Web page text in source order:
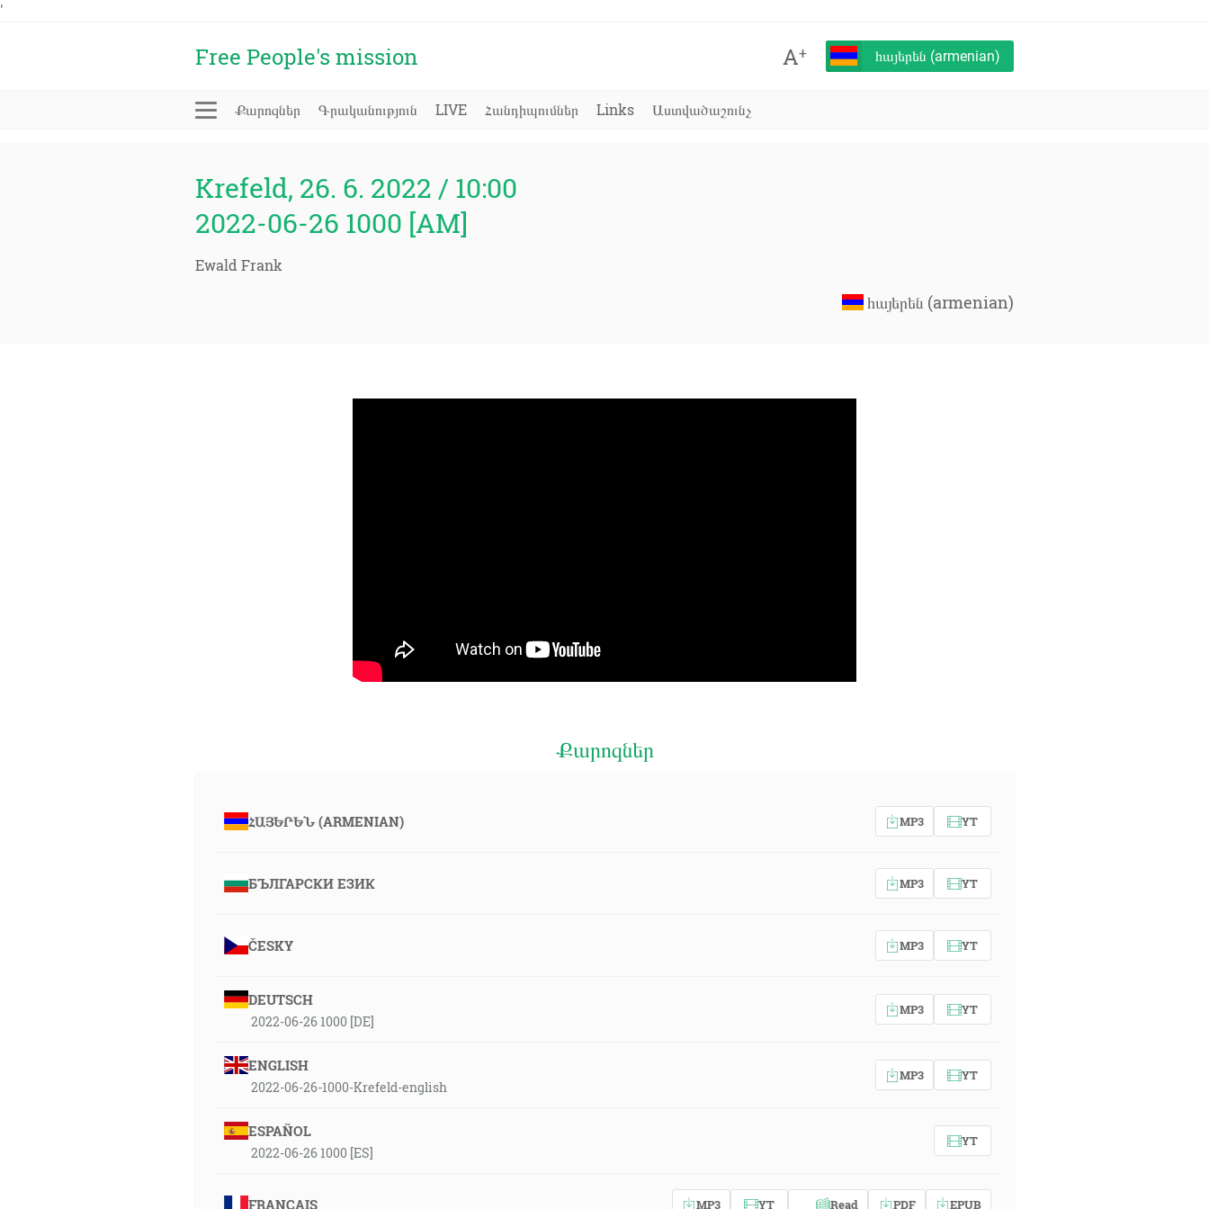
'
Free People's mission A+ հայերեն (armenian)
Քարոզներ Գրականություն LIVE Հանդիպումներ Links Աստվածաշունչ
Krefeld, 26. 6. 2022 / 10:00
2022-06-26 1000 [AM]
Ewald Frank
հայերեն (armenian)
Քարոզներ
ՀԱՅԵՐԵՆ (ARMENIAN) MP3 YT
БЪЛГАРСКИ ЕЗИК MP3 YT
ČESKY MP3 YT
DEUTSCH
2022-06-26 1000 [DE]
MP3 YT
ENGLISH
2022-06-26-1000-Krefeld-english
MP3 YT
ESPAÑOL
2022-06-26 1000 [ES]
YT
FRANÇAIS MP3 YT Read PDF EPUB